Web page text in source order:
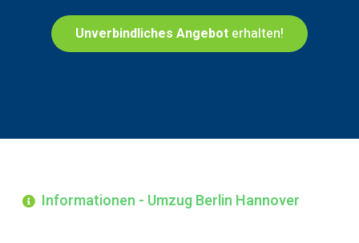
Unverbindliches Angebot erhalten!
Informationen - Umzug Berlin Hannover